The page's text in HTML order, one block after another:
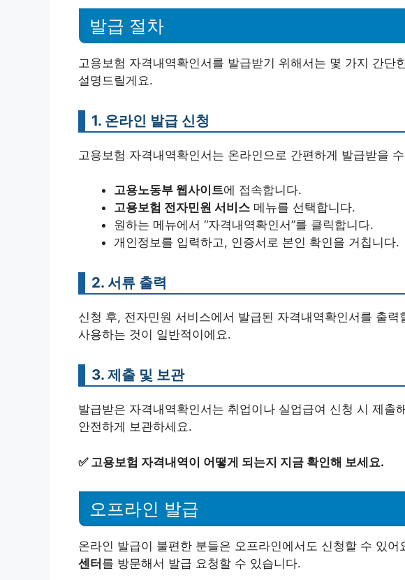
발급 절차
고용보험 자격내역확인서를 발급받기 위해서는 몇 가지 간단
설명드릴게요.
1. 온라인 발급 신청
고용보험 자격내역확인서는 온라인으로 간편하게 발급받을
고용노동부 웹사이트에 접속합니다.
고용보험 전자민원 서비스 메뉴를 선택합니다.
원하는 메뉴에서 “자격내역확인서”를 클릭합니다.
개인정보를 입력하고, 인증서로 본인 확인을 거칩니다.
2. 서류 출력
신청 후, 전자민원 서비스에서 발급된 자격내역확인서를 출
사용하는 것이 일반적이에요.
3. 제출 및 보관
발급받은 자격내역확인서는 취업이나 실업급여 신청 시 제출
안전하게 보관하세요.
✅ 고용보험 자격내역이 어떻게 되는지 지금 확인해 보세요.
오프라인 발급
온라인 발급이 불편한 분들은 오프라인에서도 신청할 수 있어
센터 를 방문해서 발급 요청할 수 있습니다.